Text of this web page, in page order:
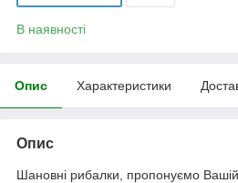
В наявності
Опис Характеристики
Опис
Шановні рибалки, пропонуємо Вашій